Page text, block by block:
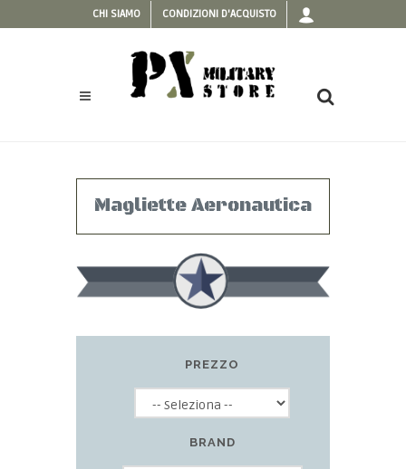
CHI SIAMO CONDIZIONI D'ACQUISTO
Magliette Aeronautica
PREZZO
BRAND